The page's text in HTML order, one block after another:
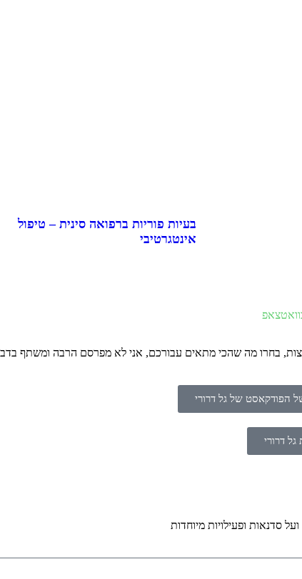
בעיות פוריות ברפואה סינית – טיפול
אינטגרטיבי
בחרו מה שהכי מתאים עבורכם, אני לא מפרסם הרבה ומשתף
הפודקאסט של גל דרורי
גל דרורי
סדנאות ופעילויות מיוחדות